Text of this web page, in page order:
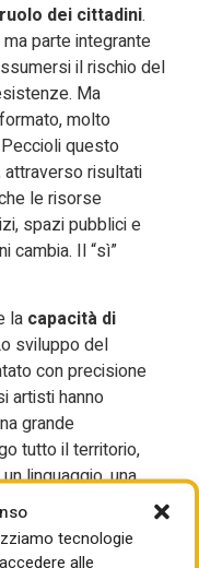
tecnologie
alle
dei cittadini.
parte integrante
il rischio del
Ma
molto
questo
risultati
le risorse
spazi pubblici e
cambia. Il “sì”
la capacità di
sviluppo del
con precisione
artisti hanno
grande
tutto il territorio,
linguaggio, una
costruito con
suo insieme.